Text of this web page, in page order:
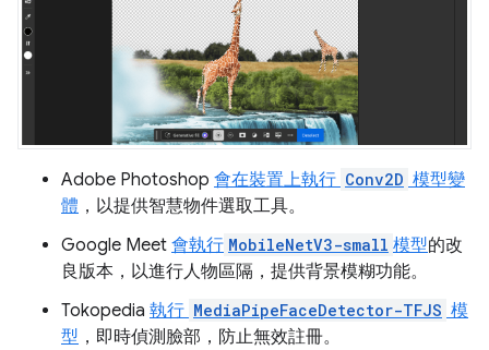
Adobe Photoshop 會在裝置上執行 Conv2D 模型變
體 ，以提供智慧物件選取工具。
Google Meet 會執行 MobileNetV3-small 模型的改
良版本，以進行人物區隔，提供背景模糊功能。
Tokopedia 執行 MediaPipeFaceDetector-TFJS 模
型 ，即時偵測臉部，防止無效註冊。